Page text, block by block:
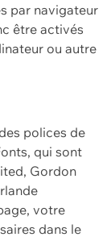
par navigateur
être activés
ou autre
polices de
qui sont
Gordon
votre
dans le